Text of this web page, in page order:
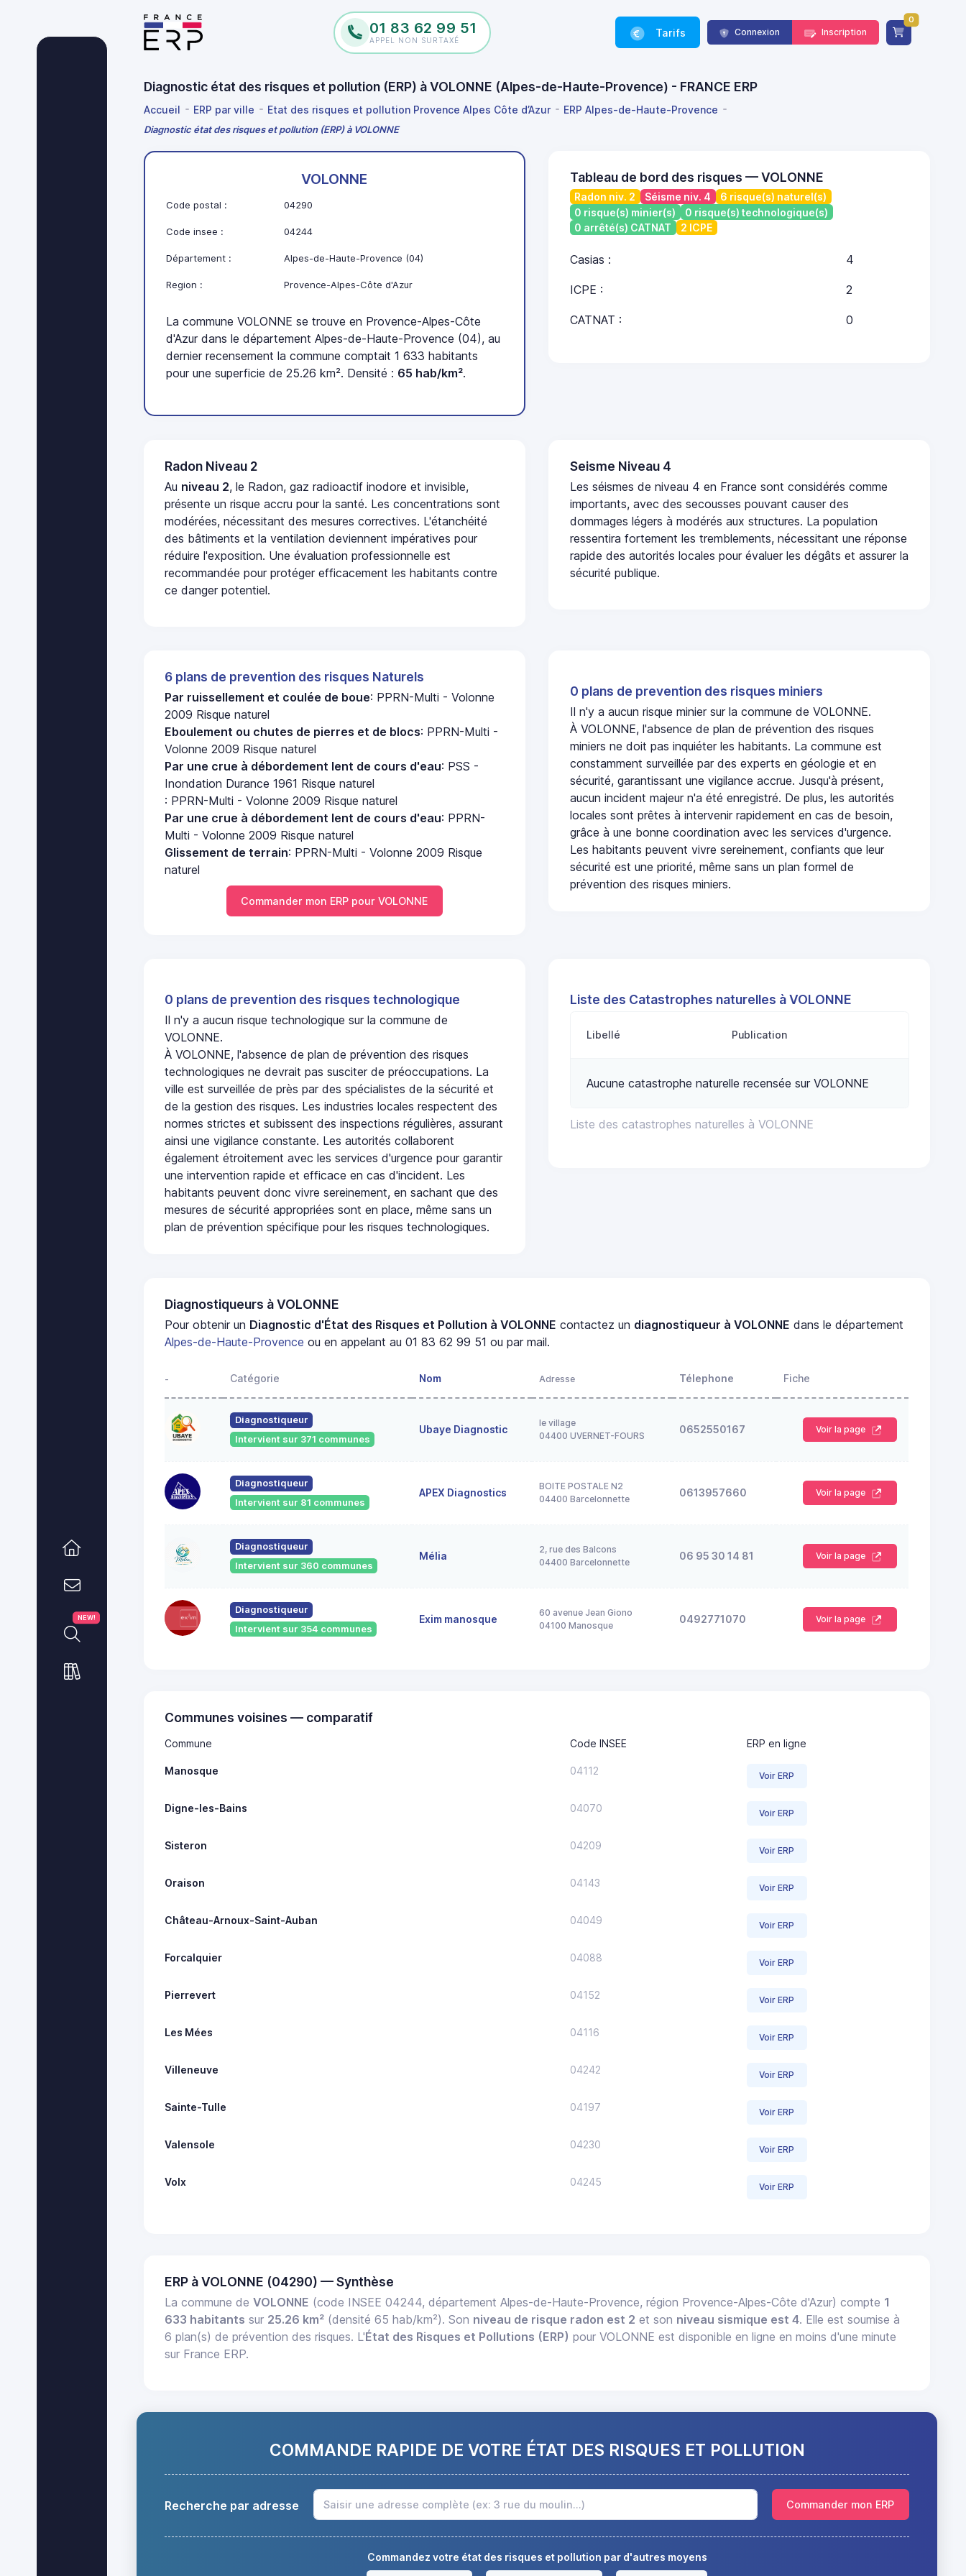
01 83 62 99 51
APPEL NON SURTAXÉ
Tarifs Connexion Inscription
0
Diagnostic état des risques et pollution (ERP) à VOLONNE (Alpes-de-Haute-Provence) - FRANCE ERP
Accueil ERP par ville Etat des risques et pollution Provence Alpes Côte d’Azur ERP Alpes-de-Haute-Provence
Diagnostic état des risques et pollution (ERP) à VOLONNE
NEW!
VOLONNE
Code postal : 04290
Code insee : 04244
Département : Alpes-de-Haute-Provence (04)
Region : Provence-Alpes-Côte d'Azur
La commune VOLONNE se trouve en Provence-Alpes-Côte
d'Azur dans le département Alpes-de-Haute-Provence (04), au
dernier recensement la commune comptait 1 633 habitants
pour une superficie de 25.26 km². Densité : 65 hab/km².
Tableau de bord des risques — VOLONNE
Radon niv. 2 Séisme niv. 4
6 risque(s) naturel(s)
0 risque(s) minier(s)
0 risque(s) technologique(s)
0 arrêté(s) CATNAT
2 ICPE
Casias : 4
ICPE : 2
CATNAT : 0
Radon Niveau 2
Au niveau 2, le Radon, gaz radioactif inodore et invisible,
présente un risque accru pour la santé. Les concentrations sont
modérées, nécessitant des mesures correctives. L'étanchéité
des bâtiments et la ventilation deviennent impératives pour
réduire l'exposition. Une évaluation professionnelle est
recommandée pour protéger efficacement les habitants contre
ce danger potentiel.
Seisme Niveau 4
Les séismes de niveau 4 en France sont considérés comme
importants, avec des secousses pouvant causer des
dommages légers à modérés aux structures. La population
ressentira fortement les tremblements, nécessitant une réponse
rapide des autorités locales pour évaluer les dégâts et assurer la
sécurité publique.
6 plans de prevention des risques Naturels
Par ruissellement et coulée de boue: PPRN-Multi - Volonne
2009 Risque naturel
Eboulement ou chutes de pierres et de blocs: PPRN-Multi -
Volonne 2009 Risque naturel
Par une crue à débordement lent de cours d'eau: PSS -
Inondation Durance 1961 Risque naturel
: PPRN-Multi - Volonne 2009 Risque naturel
Par une crue à débordement lent de cours d'eau: PPRN-
Multi - Volonne 2009 Risque naturel
Glissement de terrain: PPRN-Multi - Volonne 2009 Risque
naturel
Commander mon ERP pour VOLONNE
0 plans de prevention des risques miniers
Il n'y a aucun risque minier sur la commune de VOLONNE.
À VOLONNE, l'absence de plan de prévention des risques
miniers ne doit pas inquiéter les habitants. La commune est
constamment surveillée par des experts en géologie et en
sécurité, garantissant une vigilance accrue. Jusqu'à présent,
aucun incident majeur n'a été enregistré. De plus, les autorités
locales sont prêtes à intervenir rapidement en cas de besoin,
grâce à une bonne coordination avec les services d'urgence.
Les habitants peuvent vivre sereinement, confiants que leur
sécurité est une priorité, même sans un plan formel de
prévention des risques miniers.
0 plans de prevention des risques technologique
Il n'y a aucun risque technologique sur la commune de
VOLONNE.
À VOLONNE, l'absence de plan de prévention des risques
technologiques ne devrait pas susciter de préoccupations. La
ville est surveillée de près par des spécialistes de la sécurité et
de la gestion des risques. Les industries locales respectent des
normes strictes et subissent des inspections régulières, assurant
ainsi une vigilance constante. Les autorités collaborent
également étroitement avec les services d'urgence pour garantir
une intervention rapide et efficace en cas d'incident. Les
habitants peuvent donc vivre sereinement, en sachant que des
mesures de sécurité appropriées sont en place, même sans un
plan de prévention spécifique pour les risques technologiques.
Liste des Catastrophes naturelles à VOLONNE
Liste des catastrophes naturelles à VOLONNE
Libellé Publication
Aucune catastrophe naturelle recensée sur VOLONNE
Diagnostiqueurs à VOLONNE
Pour obtenir un Diagnostic d'État des Risques et Pollution à VOLONNE contactez un diagnostiqueur à VOLONNE dans le département
Alpes-de-Haute-Provence ou en appelant au 01 83 62 99 51 ou par mail.
- Catégorie Nom Adresse Télephone Fiche
Diagnostiqueur
Intervient sur 371 communes
Ubaye Diagnostic
le village
04400 UVERNET-FOURS
0652550167 Voir la page
Diagnostiqueur
Intervient sur 81 communes
APEX Diagnostics
BOITE POSTALE N2
04400 Barcelonnette
0613957660 Voir la page
Diagnostiqueur
Intervient sur 360 communes
Mélia
2, rue des Balcons
04400 Barcelonnette
06 95 30 14 81 Voir la page
Diagnostiqueur
Intervient sur 354 communes
Exim manosque
60 avenue Jean Giono
04100 Manosque
0492771070 Voir la page
Communes voisines — comparatif
Commune Code INSEE ERP en ligne
Manosque 04112 Voir ERP
Digne-les-Bains 04070 Voir ERP
Sisteron 04209 Voir ERP
Oraison 04143 Voir ERP
Château-Arnoux-Saint-Auban 04049 Voir ERP
Forcalquier 04088 Voir ERP
Pierrevert 04152 Voir ERP
Les Mées 04116 Voir ERP
Villeneuve 04242 Voir ERP
Sainte-Tulle 04197 Voir ERP
Valensole 04230 Voir ERP
Volx 04245 Voir ERP
ERP à VOLONNE (04290) — Synthèse
La commune deVOLONNE (code INSEE 04244, département Alpes-de-Haute-Provence, région Provence-Alpes-Côte d'Azur) compte 1
633 habitants sur 25.26 km² (densité 65 hab/km²). Son niveau de risque radon est 2 et son niveau sismique est 4. Elle est soumise à
6 plan(s) de prévention des risques. L'État des Risques et Pollutions (ERP) pour VOLONNE est disponible en ligne en moins d'une minute
sur France ERP.
COMMANDE RAPIDE DE VOTRE ÉTAT DES RISQUES ET POLLUTION
Recherche par adresse Commander mon ERP
Commandez votre état des risques et pollution par d'autres moyens